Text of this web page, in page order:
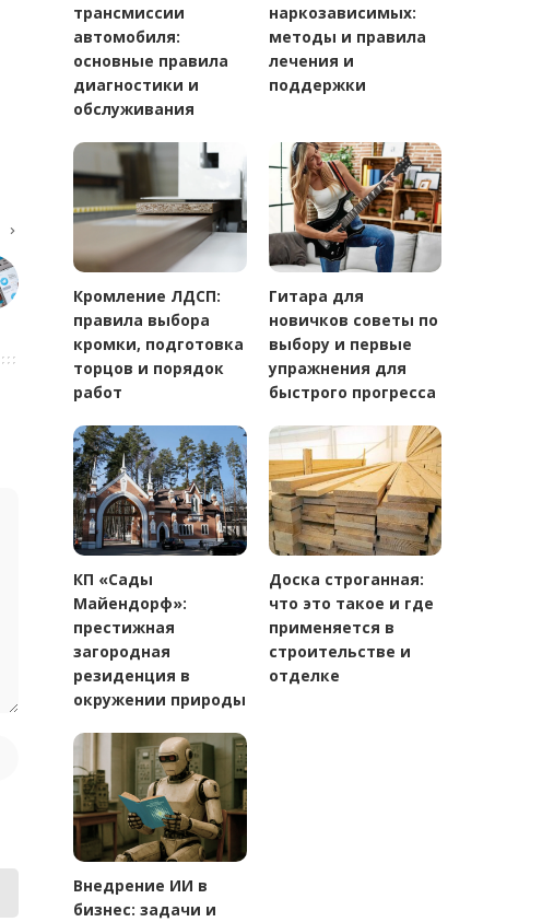
трансмиссии
автомобиля:
основные правила
диагностики и
обслуживания
наркозависимых:
методы и правила
лечения и
поддержки
Кромление ЛДСП:
правила выбора
кромки, подготовка
торцов и порядок
работ
Гитара для
новичков советы по
выбору и первые
упражнения для
быстрого прогресса
КП «Сады
Майендорф»:
престижная
загородная
резиденция в
окружении природы
Доска строганная:
что это такое и где
применяется в
строительстве и
отделке
Внедрение ИИ в
бизнес: задачи и